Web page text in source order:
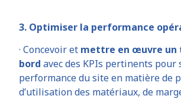
3. Optimiser la performance
· Concevoir et mettre en œuvre un
bord avec des KPIs pertinents pour
performance du site en matière de
d’utilisation des matériaux, de